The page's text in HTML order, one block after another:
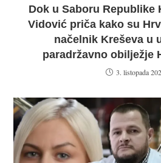
Dok u Saboru Republike
Vidović priča kako su
načelnik Kreševa u
paradržavno obilježje
3. listopada